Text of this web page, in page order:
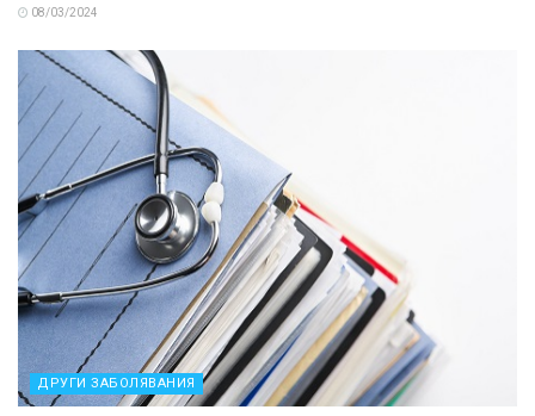
08/03/2024
ДРУГИ ЗАБОЛЯВАНИЯ